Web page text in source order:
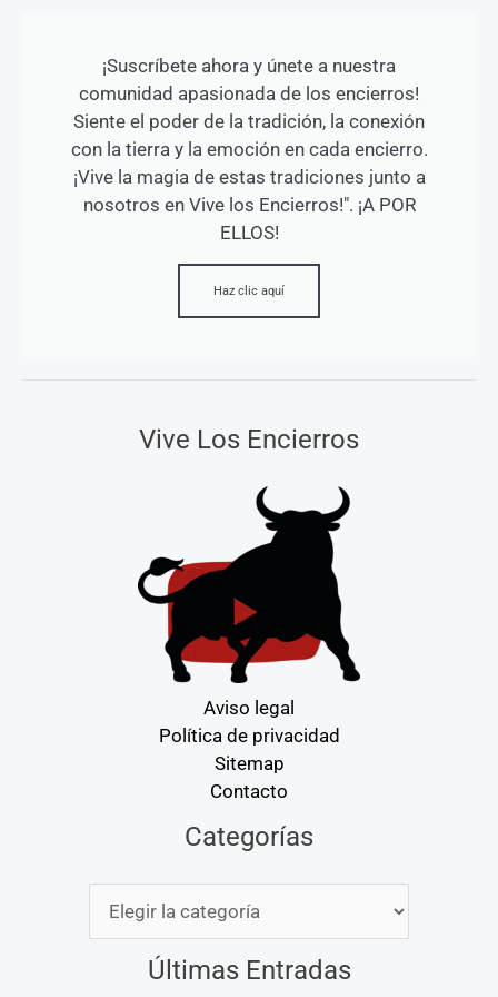
¡Suscríbete ahora y únete a nuestra
comunidad apasionada de los encierros!
Siente el poder de la tradición, la conexión
con la tierra y la emoción en cada encierro.
¡Vive la magia de estas tradiciones junto a
nosotros en Vive los Encierros!". ¡A POR
ELLOS!
Haz clic aquí
Vive Los Encierros
Aviso legal
Política de privacidad
Sitemap
Contacto
Categorías
Últimas Entradas